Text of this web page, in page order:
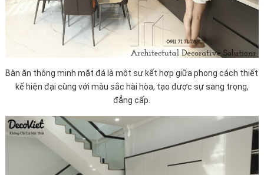
Bàn ăn thông minh mặt đá là một sự kết hợp giữa phong cách thiết
kế hiện đại cùng với màu sắc hài hòa, tạo được sự sang trọng,
đẳng cấp.